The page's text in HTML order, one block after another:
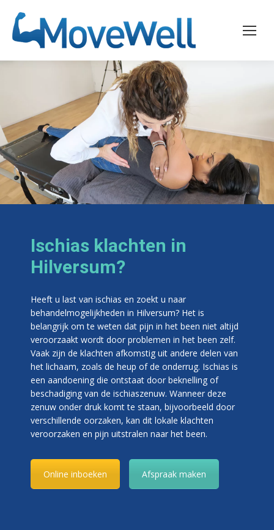
Ischias klachten in
Hilversum?
Heeft u last van ischias en zoekt u naar
behandelmogelijkheden in Hilversum? Het is
belangrijk om te weten dat pijn in het been niet altijd
veroorzaakt wordt door problemen in het been zelf.
Vaak zijn de klachten afkomstig uit andere delen van
het lichaam, zoals de heup of de onderrug. Ischias is
een aandoening die ontstaat door beknelling of
beschadiging van de ischiaszenuw. Wanneer deze
zenuw onder druk komt te staan, bijvoorbeeld door
verschillende oorzaken, kan dit lokale klachten
veroorzaken en pijn uitstralen naar het been.
Online inboeken Afspraak maken